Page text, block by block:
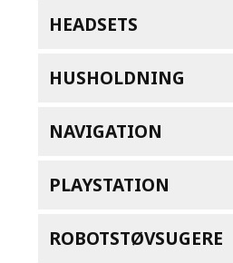
HEADSETS
HUSHOLDNING
NAVIGATION
PLAYSTATION
ROBOTSTØVSUGERE